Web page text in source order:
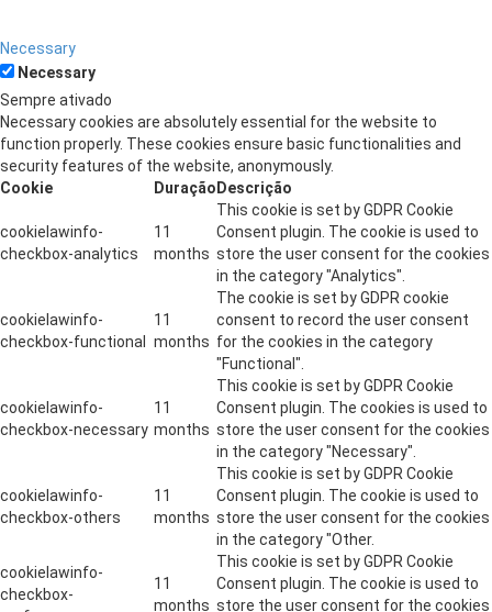
Necessary
Necessary
Sempre ativado
Necessary cookies are absolutely essential for the website to
function properly. These cookies ensure basic functionalities and
security features of the website, anonymously.
Cookie
Duração Descrição
cookielawinfo-
checkbox-analytics
11
months
This cookie is set by GDPR Cookie
Consent plugin. The cookie is used to
store the user consent for the cookies
in the category "Analytics".
cookielawinfo-
checkbox-functional
11
months
The cookie is set by GDPR cookie
consent to record the user consent
for the cookies in the category
"Functional".
cookielawinfo-
checkbox-necessary
11
months
This cookie is set by GDPR Cookie
Consent plugin. The cookies is used to
store the user consent for the cookies
in the category "Necessary".
cookielawinfo-
checkbox-others
11
months
This cookie is set by GDPR Cookie
Consent plugin. The cookie is used to
store the user consent for the cookies
in the category "Other.
cookielawinfo-
checkbox-
11
months
This cookie is set by GDPR Cookie
Consent plugin. The cookie is used to
store the user consent for the cookies